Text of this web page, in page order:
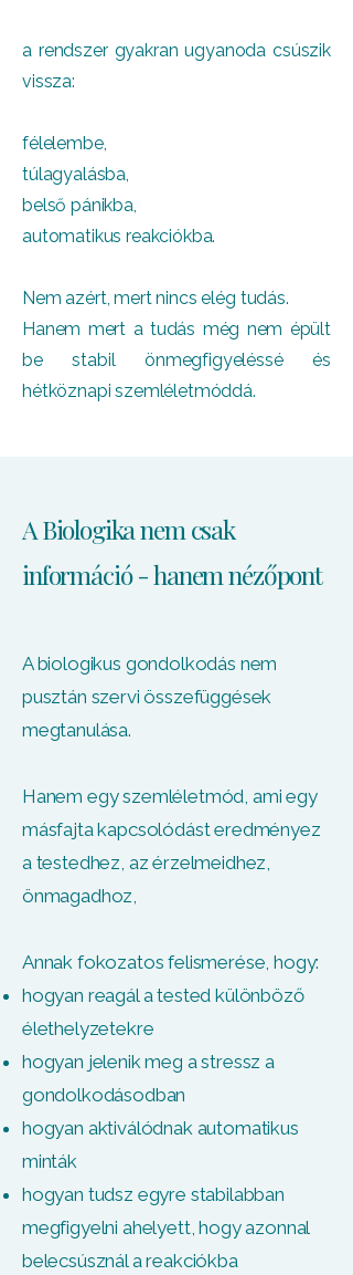
a rendszer gyakran ugyanoda csúszik
vissza:
félelembe,
túlagyalásba,
belső pánikba,
automatikus reakciókba.
Nem azért, mert nincs elég tudás.
Hanem mert a tudás még nem épült
be stabil önmegfigyeléssé és
hétköznapi szemléletmóddá.
A Biologika nem csak
információ - hanem nézőpont
A biologikus gondolkodás nem
pusztán szervi összefüggések
megtanulása.
Hanem egy szemléletmód, ami egy
másfajta kapcsolódást eredményez
a testedhez, az érzelmeidhez,
önmagadhoz,
Annak fokozatos felismerése, hogy:
hogyan reagál a tested különböző
élethelyzetekre
hogyan jelenik meg a stressz a
gondolkodásodban
hogyan aktiválódnak automatikus
minták
hogyan tudsz egyre stabilabban
megfigyelni ahelyett, hogy azonnal
belecsúsznál a reakciókba